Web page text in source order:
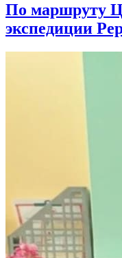
По маршруту
экспедиции